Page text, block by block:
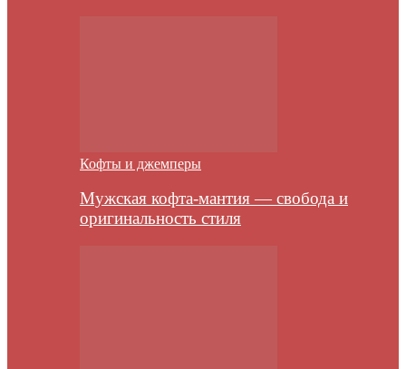
Кофты и джемперы
Мужская кофта-мантия — свобода и
оригинальность стиля